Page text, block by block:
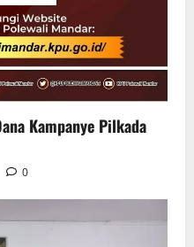
Kampanye Pilkada
0